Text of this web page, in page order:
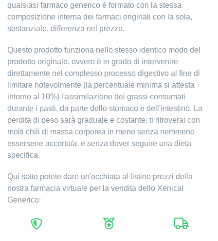
qualsiasi farmaco generico è formato con la stessa
composizione interna dei farmaci originali con la sola,
sostanziale, differenza nel prezzo.
Questo prodotto funziona nello stesso identico modo del
prodotto originale, ovvero è in grado di intervenire
direttamente nel complesso processo digestivo al fine di
limitare notevolmente (la percentuale minima si attesta
intorno al 10%) l'assimilazione dei grassi consumati
durante i pasti, da parte dello stomaco e dell'intestino. La
perdita di peso sarà graduale e costante: ti ritroverai con
molti chili di massa corporea in meno senza nemmeno
essersene accorto/a, e senza dover seguire una dieta
specifica.
Qui sotto potete dare un'occhiata al listino prezzi della
nostra farmacia virtuale per la vendita dello Xenical
Generico: